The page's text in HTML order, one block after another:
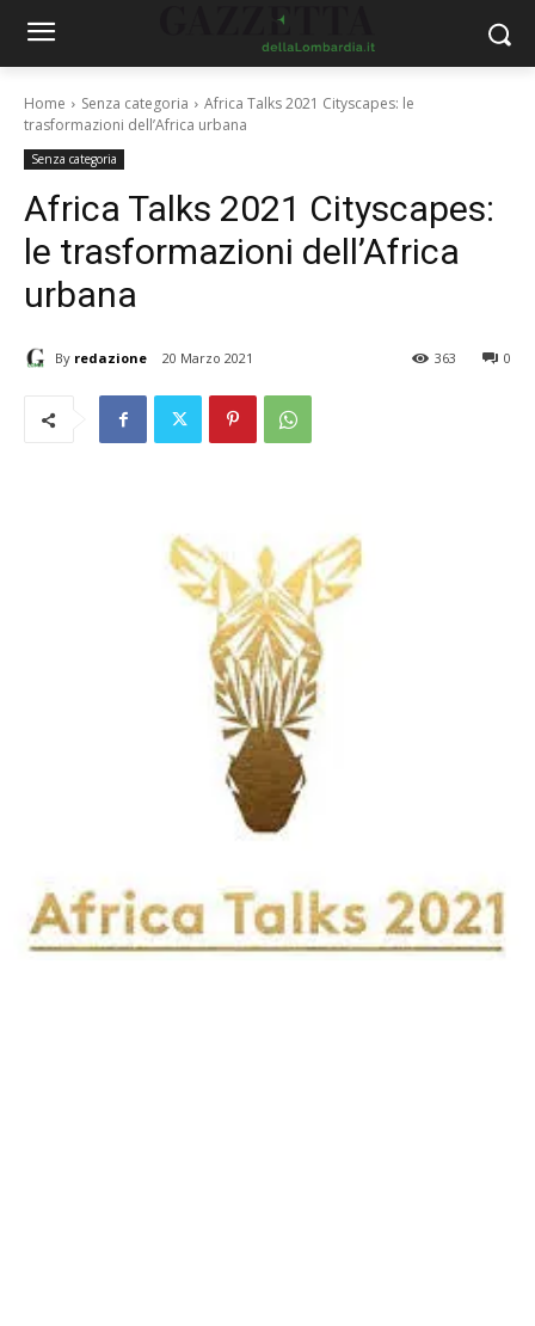
Home Senza categoria
Africa Talks 2021 Cityscapes: le
trasformazioni dell’Africa urbana
Senza categoria
Africa Talks 2021 Cityscapes:
le trasformazioni dell’Africa
urbana
By redazione 20 Marzo 2021 0
363